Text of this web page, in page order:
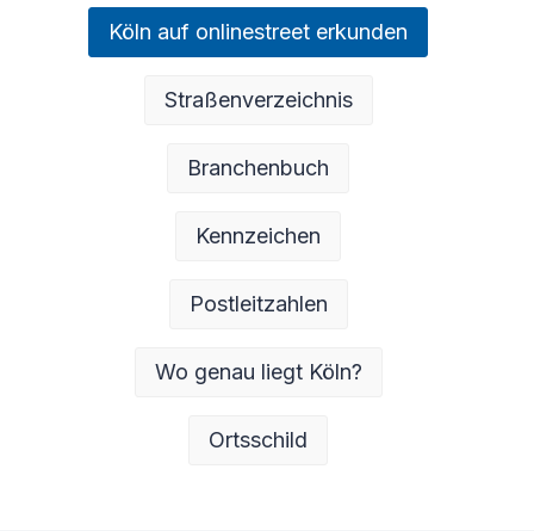
Köln auf onlinestreet erkunden
Straßenverzeichnis
Branchenbuch
Kennzeichen
Postleitzahlen
Wo genau liegt Köln?
Ortsschild